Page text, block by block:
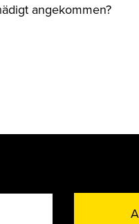
angekommen?